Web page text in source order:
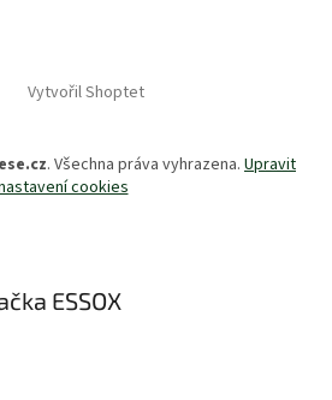
Vytvořil Shoptet
. Všechna práva vyhrazena. Upravit
cookies
ESSOX